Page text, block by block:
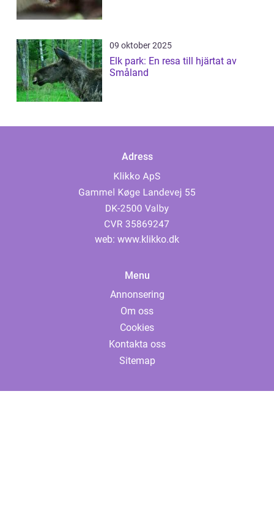
09 oktober 2025
Elk park: En resa till hjärtat av
Småland
Adress
web: www.klikko.dk
Menu
Annonsering
Om oss
Cookies
Kontakta oss
Sitemap